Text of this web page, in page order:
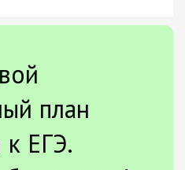
план
к ЕГЭ.